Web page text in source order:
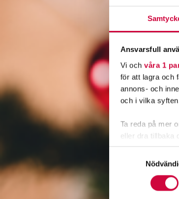
Ansvarsfull
Vi och våra 1
för att lagra och
annons- och
och i vilka
Ta reda på mer
eller dra tillbaka
Vi använder
sociala medier
till de sociala